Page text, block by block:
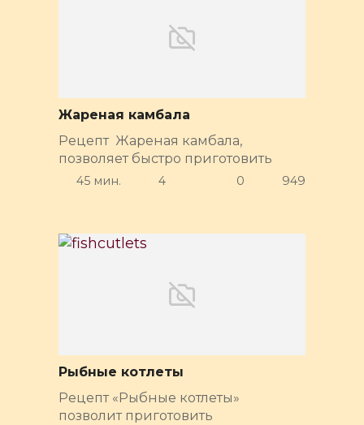
Жареная камбала
Рецепт Жареная камбала,
позволяет быстро приготовить
45 мин. 4 0 949
Рыбные котлеты
Рецепт «Рыбные котлеты»
позволит приготовить